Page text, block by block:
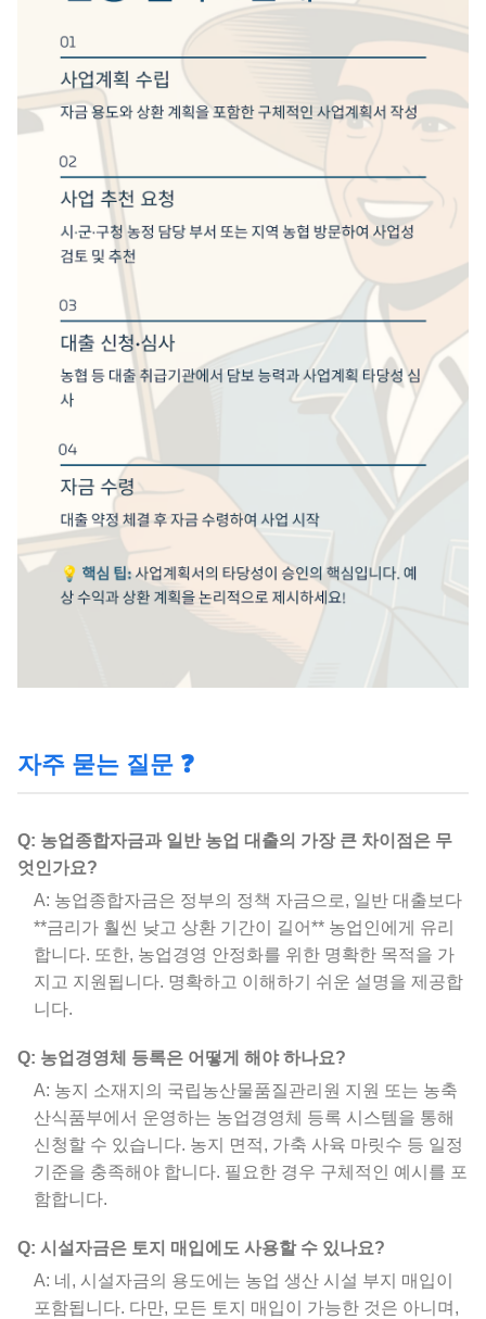
자주 묻는 질문 ❓
Q: 농업종합자금과 일반 농업 대출의 가장 큰 차이점은 무
엇인가요?
A: 농업종합자금은 정부의 정책 자금으로, 일반 대출보다
**금리가 훨씬 낮고 상환 기간이 길어** 농업인에게 유리
합니다. 또한, 농업경영 안정화를 위한 명확한 목적을 가
지고 지원됩니다. 명확하고 이해하기 쉬운 설명을 제공합
니다.
Q: 농업경영체 등록은 어떻게 해야 하나요?
A: 농지 소재지의 국립농산물품질관리원 지원 또는 농축
산식품부에서 운영하는 농업경영체 등록 시스템을 통해
신청할 수 있습니다. 농지 면적, 가축 사육 마릿수 등 일정
기준을 충족해야 합니다. 필요한 경우 구체적인 예시를 포
함합니다.
Q: 시설자금은 토지 매입에도 사용할 수 있나요?
A: 네, 시설자금의 용도에는 농업 생산 시설 부지 매입이
포함됩니다. 다만, 모든 토지 매입이 가능한 것은 아니며,